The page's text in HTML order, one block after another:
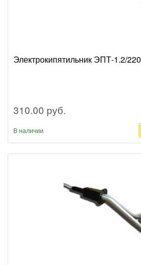
Электрокипятильник ЭПТ-1.2/
310.00 руб.
В наличии